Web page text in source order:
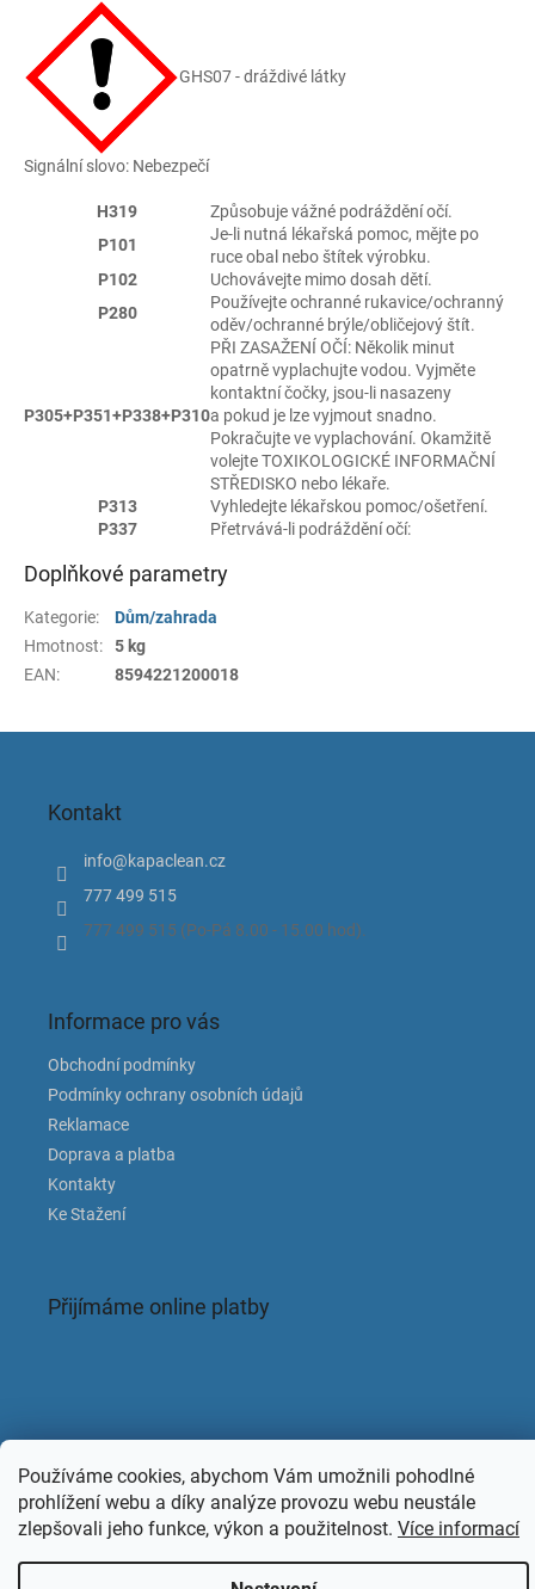
Používáme cookies, abychom Vám umožnili pohodlné
prohlížení webu a díky analýze provozu webu neustále
zlepšovali jeho funkce, výkon a použitelnost. Více informací
GHS07 - dráždivé látky
Signální slovo: Nebezpečí
H319
Způsobuje vážné podráždění očí.
P101
Je-li nutná lékařská pomoc, mějte po
ruce obal nebo štítek výrobku.
P102
Uchovávejte mimo dosah dětí.
P280
Používejte ochranné rukavice/ochranný
oděv/ochranné brýle/obličejový štít.
P305+P351+P338+P310
PŘI ZASAŽENÍ OČÍ: Několik minut
opatrně vyplachujte vodou. Vyjměte
kontaktní čočky, jsou-li nasazeny
a pokud je lze vyjmout snadno.
Pokračujte ve vyplachování. Okamžitě
volejte TOXIKOLOGICKÉ INFORMAČNÍ
STŘEDISKO nebo lékaře.
P313
Vyhledejte lékařskou pomoc/ošetření.
P337
Přetrvává-li podráždění očí:
Doplňkové parametry
Kategorie:
Dům/zahrada
Hmotnost:
5 kg
EAN: 8594221200018
Kontakt
info@kapaclean.cz
777 499 515
777 499 515 (Po-Pá 8.00 - 15.00 hod).
Informace pro vás
Obchodní podmínky
Podmínky ochrany osobních údajů
Reklamace
Doprava a platba
Kontakty
Ke Stažení
Přijímáme online platby
KAPACLEAN. Všechna práva vyhrazena.